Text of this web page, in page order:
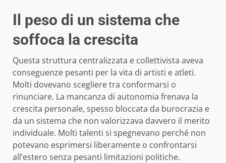
Il peso di un sistema che
soffoca la crescita
Questa struttura centralizzata e collettivista aveva
conseguenze pesanti per la vita di artisti e atleti.
Molti dovevano scegliere tra conformarsi o
rinunciare. La mancanza di autonomia frenava la
crescita personale, spesso bloccata da burocrazia e
da un sistema che non valorizzava davvero il merito
individuale. Molti talenti si spegnevano perché non
potevano esprimersi liberamente o confrontarsi
all’estero senza pesanti limitazioni politiche.